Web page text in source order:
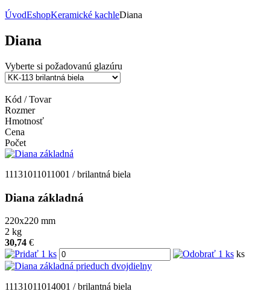
ÚvodEshopKeramické kachleDiana
Diana
Vyberte si požadovanú glazúru
Kód / Tovar
Rozmer
Hmotnosť
Cena
Počet
11131011011001 / brilantná biela
Diana základná
220x220 mm
2 kg
30,74 €
ks
11131011014001 / brilantná biela